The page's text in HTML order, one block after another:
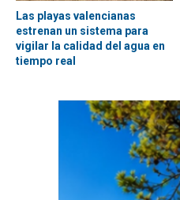
Las playas valencianas
estrenan un sistema para
vigilar la calidad del agua en
tiempo real